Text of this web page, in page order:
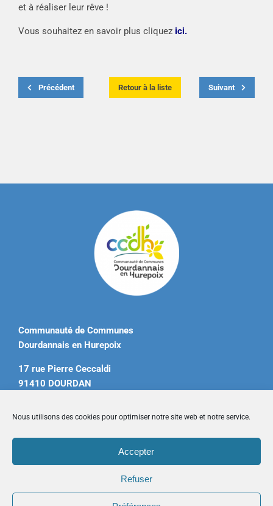
Nous utilisons des cookies pour optimiser notre site web et notre service.
Accepter
Refuser
et à réaliser leur rêve !
Vous souhaitez en savoir plus cliquezici.
Précédent Retour à la liste Suivant
Communauté de Communes
Dourdannais en Hurepoix
17 rue Pierre Ceccaldi
91410 DOURDAN
contact@ccdourdannais.com
Accueil|Plan du site|Mentions légales|Contactez-nous